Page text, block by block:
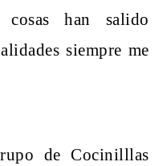
han salido
siempre me
de Cocinilllas